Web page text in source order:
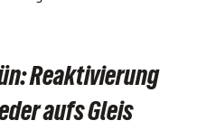
Reaktivierung
aufs Gleis